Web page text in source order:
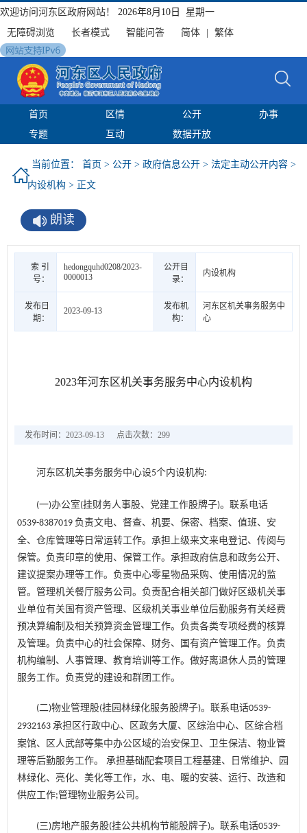
欢迎访问河东区政府网站！
2026年8月10日 星期一
无障碍浏览
长者模式 智能问答 简体 繁体
首页 区情 公开
办事
专题
互动 数据开放
当前位置： 首页 > 公开 > 政府信息公开 > 法定主动公开内容 >
内设机构 > 正文
朗读
索 引
号：
hedongquhd0208/2023-
0000013
公开目
录：
内设机构
发布日
期：
2023-09-13
发布机
构：
河东区机关事务服务中
心
2023年河东区机关事务服务中心内设机构
发布时间：2023-09-13 点击次数： 299
河东区机关事务服务中心设5个内设机构:
(一)办公室(挂财务人事股、党建工作股牌子)。联系电话
0539-8387019 负责文电、督查、机要、保密、档案、值班、安
全、仓库管理等日常运转工作。承担上级来文来电登记、传阅与
保管。负责印章的使用、保管工作。承担政府信息和政务公开、
建议提案办理等工作。负责中心零星物品采购、使用情况的监
管。管理机关餐厅服务公司。负责配合相关部门做好区级机关事
业单位有关国有资产管理、区级机关事业单位后勤服务有关经费
预决算编制及相关预算资金管理工作。负责各类专项经费的核算
及管理。负责中心的社会保障、财务、国有资产管理工作。负责
机构编制、人事管理、教育培训等工作。做好离退休人员的管理
服务工作。负责党的建设和群团工作。
(二)物业管理股(挂园林绿化服务股牌子)。联系电话0539-
2932163承担区行政中心、区政务大厦、区综治中心、区综合档
案馆、区人武部等集中办公区域的治安保卫、卫生保洁、物业管
理等后勤服务工作。 承担基础配套项目工程基建、日常维护、园
林绿化、亮化、美化等工作，水、电、暖的安装、运行、改造和
供应工作;管理物业服务公司。
(三)房地产服务股(挂公共机构节能股牌子)。联系电话0539-